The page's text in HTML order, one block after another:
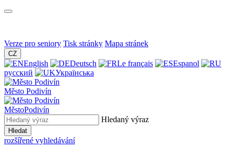
Verze pro seniory Tisk stránky Mapa stránek
CZ
English Deutsch Le français
Espanol
русский
Українська
Město Podivín
MěstoPodivín
Hledaný výraz
Hledat
rozšířené vyhledávání